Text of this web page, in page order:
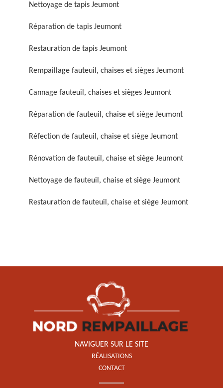
Réparation de fauteuil,
chaise et siège 59
Rénovation de fauteuil,
Nettoyage de fauteuil,
Nettoyage de tapis Jeumont
Réparation de tapis Jeumont
Restauration de tapis Jeumont
Rempaillage fauteuil, chaises et sièges Jeumont
Cannage fauteuil, chaises et sièges Jeumont
Réparation de fauteuil, chaise et siège Jeumont
Réfection de fauteuil, chaise et siège Jeumont
Rénovation de fauteuil, chaise et siège Jeumont
Nettoyage de fauteuil, chaise et siège Jeumont
Restauration de fauteuil, chaise et siège Jeumont
NAVIGUER SUR LE SITE
RÉALISATIONS
CONTACT